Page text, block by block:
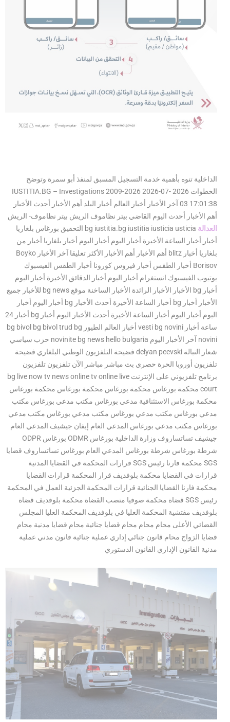
الداخلية تنوه بأهمية خدمة التسجيل المسبق لمنفذ أبو سمرة وتوضح
الخطوات 2026 IUSTITIA.BG – Investigations 2009-2026 2026-07-
03 17:01:38 آخر الأخبار أخبار العالم أخبار البلد أهم الأخبار أحدث الأخبار
أهم الأخبار أحدث اليوم القاضي بيتر نظاموف الريش بيتر نظاموف- الريش
العدالة
bg iustitia.bg iustitia iusticia usticia التحقيق بورغاس بلغاريا
أخبار أخبار الساعة الأخيرة أخبار اليوم أخبار اليوم أخبار بلغاريا أخبار من
بلغاريا أخبار blitz أهم الأخبار أهم الأخبار الأكثر تعليقا آخر الأخبار Boyko
Borisov أخبار الطقس أخبار فيروس كورونا أخبار الطقس الفيسبوك
يوتيوب الفيسبوك انستغرام أخبار اليوم أخبار الدقائق الأخيرة أخبار اليوم
أخبار bg الأخبار الأخبار الرائدة الأخبار الساخنة موقع bg news للأخبار جميع
الأخبار أخبار bg أخبار الساعة الأخيرة أحدث الأخبار bg أخبار اليوم أخبار
اليوم أخبار اليوم أخبار الساعة الأخيرة أحدث الأخبار اليوم أخبار bg أخبار 24
ساعة أخبار vesti bg novini أخبار العالم الطيور bg bivol bg bivol trud bg
novini آخر الأخبار اليوم novinite bg news hello bulgaria حزب سياسي
شعار النبالة delyan peevski فضيحة التلفزيون الوطني البلغاري فضيحة
تلفزيون أوروبا الحرة حصري بث مباشر مباشر الآن تلفزيون تلفزيون
برنامج تلفزيوني على الإنترنت bg live now tv news online tv online live
court محكمة بورغاس محكمة بورغاس محكمة بورغاس محكمة بورغاس
محكمة بورغاس الاستئنافية مدعي بورغاس مكتب مدعي بورغاس مكتب
مدعي بورغاس مكتب مدعي بورغاس مكتب مدعي بورغاس مكتب مدعي
بورغاس مكتب مدعي بورغاس المدعي العام إيفان جيشيف المدعي العام
جيشيف تساتساروف وزارة الداخلية بورغاس ODMR بورغاس ODPR
شرطة بورغاس شرطة بورغاس المدعي العام بورغاس تساتساروف قضايا
SGS محكمة فارنا رئيس SGS قرارات المحكمة في القضايا المدنية
قرارات في القضايا محكمة بلوفديف قرار المحكمة قرارات القضايا
محكمة فارنا القضايا الجنائية قرارات المحكمة الجزئية العمل في المحكمة
رئيس SGS قضاة محكمة صوفيا منصب القضاة محكمة بلوفديف قضاة
بلوفديف مفتشية المحكمة العليا في بلوفديف المحكمة العليا المجلس
القضائي الأعلى محام محام محام قضايا جنائية محام قضايا مدنية محام
قضايا الزواج محام قانون جنائي إداري عملية جنائية قانون مدني عملية
مدنية القانون الإداري القانون الدستوري